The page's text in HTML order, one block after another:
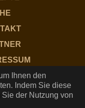
Ihnen den
Indem Sie diese
der Nutzung von